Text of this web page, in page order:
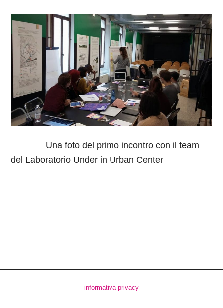
Una foto del primo incontro con il team
del Laboratorio Under in Urban Center
informativa privacy